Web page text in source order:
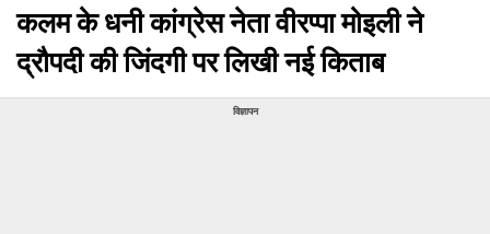
कलम के धनी कांग्रेस नेता वीरप्पा मोइली ने
द्रौपदी की जिंदगी पर लिखी नई किताब
विज्ञापन